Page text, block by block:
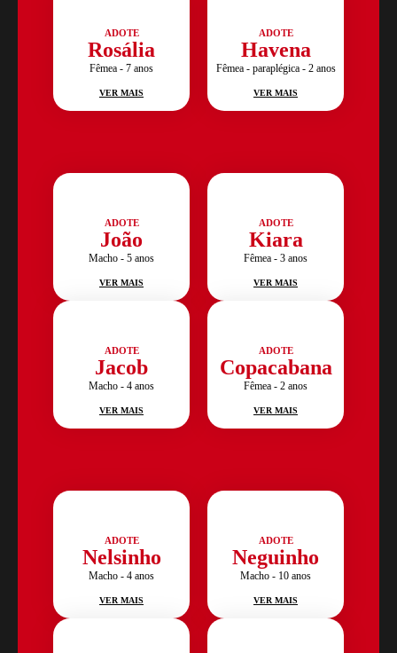
ADOTE
Rosália
Fêmea - 7 anos
VER MAIS
ADOTE
Havena
Fêmea - paraplégica - 2 anos
VER MAIS
ADOTE
João
Macho - 5 anos
VER MAIS
ADOTE
Kiara
Fêmea - 3 anos
VER MAIS
ADOTE
Jacob
Macho - 4 anos
VER MAIS
ADOTE
Copacabana
Fêmea - 2 anos
VER MAIS
ADOTE
Nelsinho
Macho - 4 anos
VER MAIS
ADOTE
Neguinho
Macho - 10 anos
VER MAIS